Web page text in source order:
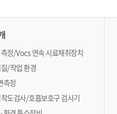
정/Vocs 연속 시료채취장치
/작업 환경
측정
도검사/호흡보호구 검사기